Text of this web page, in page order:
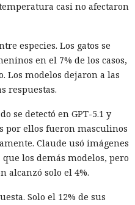
casi no afectaron
especies. Los gatos se
en el 7% de los casos,
Los modelos dejaron a las
respuestas.
se detectó en GPT-5.1 y
por ellos fueron masculinos
Claude usó imágenes
los demás modelos, pero
alcanzó solo el 4%.
Solo el 12% de sus